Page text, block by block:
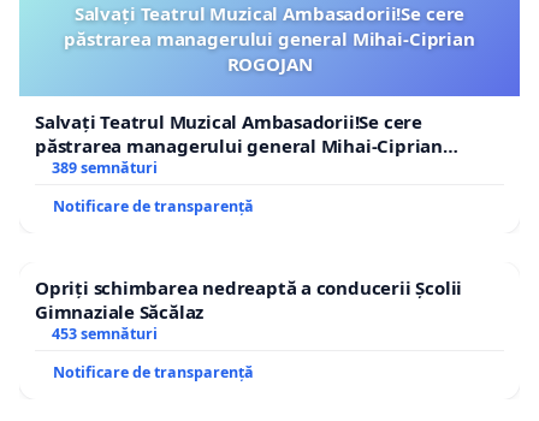
Salvați Teatrul Muzical Ambasadorii!Se cere
păstrarea managerului general Mihai-Ciprian
ROGOJAN
Salvați Teatrul Muzical Ambasadorii!Se cere
păstrarea managerului general Mihai-Ciprian
ROGOJAN
389 semnături
Notificare de transparență
Opriți schimbarea nedreaptă a conducerii Școlii
Gimnaziale Săcălaz
453 semnături
Notificare de transparență